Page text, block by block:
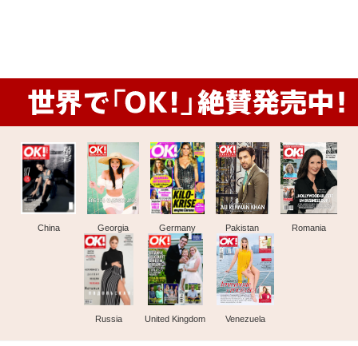
China Georgia Germany Pakistan Romania
Russia United Kingdom Venezuela